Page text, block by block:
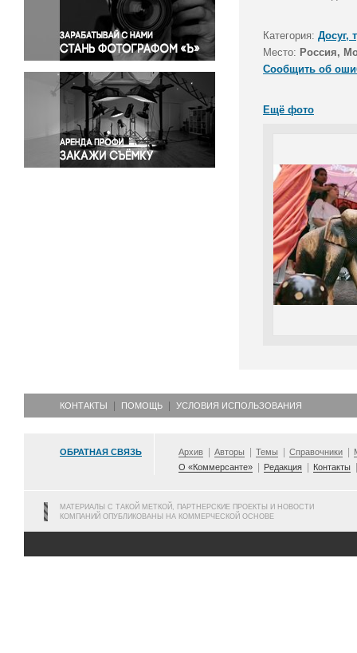
Правосудие
Происшествия и конфликты
Религия
Светская жизнь
Спорт
Экология
Экономика и бизнес
Категория: Досуг,
Место: Россия,
Сообщить об
Ещё фото
КОНТАКТЫ ПОМОЩЬ УСЛОВИЯ ИСПОЛЬЗОВАНИЯ
ОБРАТНАЯ СВЯЗЬ Архив Авторы Темы Справочники
О «Коммерсанте»
Редакция Контакты
МАТЕРИАЛЫ С ТАКОЙ МЕТКОЙ, ПАРТНЕРСКИЕ ПРОЕКТЫ И НОВОСТИ
КОМПАНИЙ ОПУБЛИКОВАНЫ НА КОММЕРЧЕСКОЙ ОСНОВЕ